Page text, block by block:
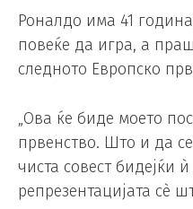
Роналдо има 41
повеќе да игра, а
следното Европско
„Ова ќе биде моето
првенство. Што и да
чиста совест бидејќи
репрезентацијата сè